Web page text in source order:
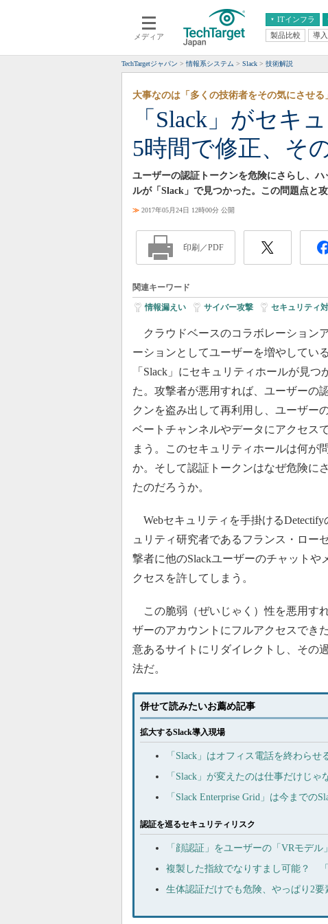
メディア
ITインフラ
クラウド
スマートモバイル
ネットワーク
システム運用管理
エンタープライズAI
ERP
CX
情報系システム
製品比較 導
TechTargetジャパン 情報系システム Slack 技術解説
「Slack」がセキ
5時間で修正、そ
大事なのは「多くの技術者をその気にさせる
ユーザーの認証トークンを危険にさらし、
ルが「Slack」で見つかった。この問題点と
≫ 2017年05月24日 12時00分 公開
印刷／PDF
関連キーワード
情報漏えい サイバー攻撃 セキュリティ
クラウドベースのコラボレーション
ーションとしてユーザーを増やしている
「Slack」にセキュリティホールが見つ
た。攻撃者が悪用すれば、ユーザーの
クンを盗み出して再利用し、ユーザー
ベートチャンネルやデータにアクセス
まう。このセキュリティホールは何が
か。そして認証トークンはなぜ危険に
たのだろうか。
Webセキュリティを手掛けるDetectify
ュリティ研究者であるフランス・ロー
撃者に他のSlackユーザーのチャット
クセスを許してしまう。
この脆弱（ぜいじゃく）性を悪用す
ザーのアカウントにフルアクセスでき
意あるサイトにリダイレクトし、その
法だ。
併せて読みたいお薦め記事
拡大するSlack導入現場
「Slack」はオフィス電話を終わら
「Slack」が変えたのは仕事だけじゃ
「Slack Enterprise Grid」は今まで
認証を巡るセキュリティリスク
「顔認証」をユーザーの「VRモデ
複製した指紋でなりすまし可能？
生体認証だけでも危険、やっぱり2要